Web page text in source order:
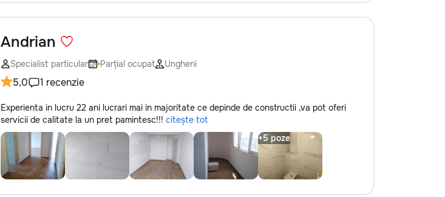
Andrian
Specialist particular Parțial ocupat Ungheni
5,0 1 recenzie
Experienta in lucru 22 ani lucrari mai in majoritate ce depinde de constructii ,va pot oferi
servicii de calitate la un pret pamintesc!!! citește tot